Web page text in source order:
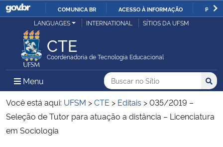
IR
COMUNICA BR ACESSO À INFORMAÇÃO
Ministério da Justiça e Segurança Pública
Ministério da Defesa
Ministério das Relações Exteriores
Ministério da Economia
LANGUAGES INTERNATIONAL SÍTIOS DA UFSM
CTE
Coordenadoria de Tecnologia Educacional
Menu Menu Principal do Sítio
Busca
Buscar no no Sítio
Busca:
Você está aqui: UFSM >CTE > Editais >035/2019 –
Seleção de Tutor para atuação a distância – Licenciatura
em Sociologia